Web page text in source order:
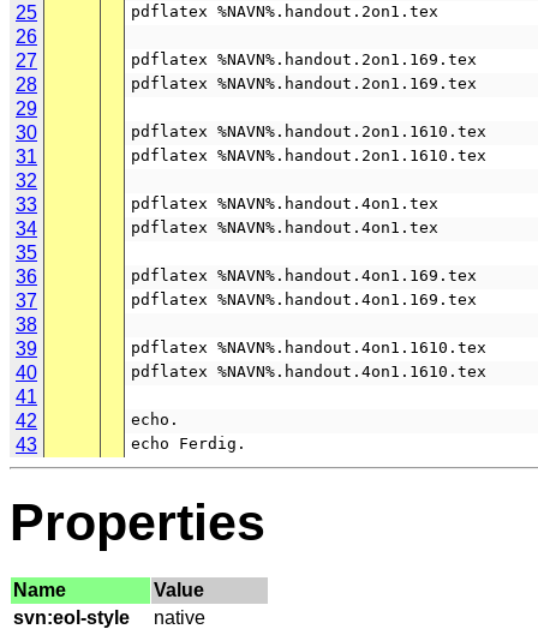
25 pdflatex %NAVN%.handout.2on1.tex
26
27
pdflatex %NAVN%.handout.2on1.169.tex
28 pdflatex %NAVN%.handout.2on1.169.tex
29
30
pdflatex %NAVN%.handout.2on1.1610.tex
31 pdflatex %NAVN%.handout.2on1.1610.tex
32
33
pdflatex %NAVN%.handout.4on1.tex
34 pdflatex %NAVN%.handout.4on1.tex
35
36
pdflatex %NAVN%.handout.4on1.169.tex
37 pdflatex %NAVN%.handout.4on1.169.tex
38
39
pdflatex %NAVN%.handout.4on1.1610.tex
40 pdflatex %NAVN%.handout.4on1.1610.tex
41
42
echo.
43 echo Ferdig.
Properties
Name
Value
svn:eol-style